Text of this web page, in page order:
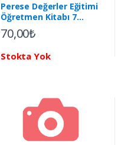
Perese Değerler Eğitimi
Öğretmen Kitabı 7
Doğruluk
70,00₺
Stokta Yok